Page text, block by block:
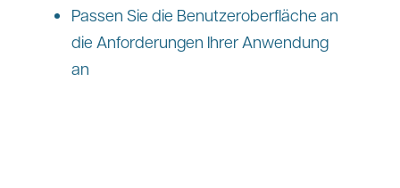
Passen Sie die Benutzeroberfläche an
die Anforderungen Ihrer Anwendung
an